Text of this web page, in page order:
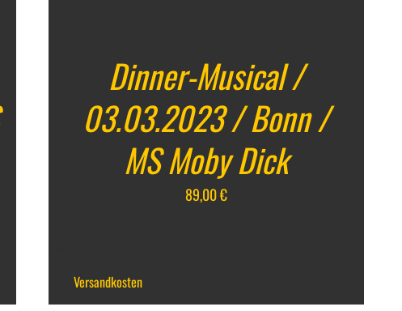
Dinner-Musical /
03.03.2023 / Bonn /
MS Moby Dick
89,00€
Versandkosten